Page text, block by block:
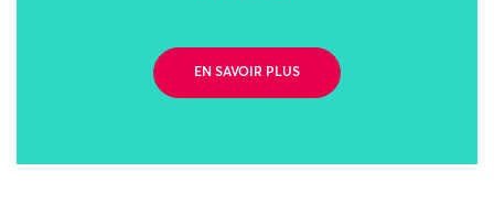
EN SAVOIR PLUS